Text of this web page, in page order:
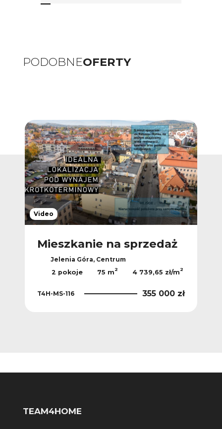
PODOBNEOFERTY
Dodaj do ulubionych
Video
Dodaj do
Mieszkanie na sprzedaż
Jelenia Góra, Centrum
2 pokoje
75 m2 4 739,65 zł/m2
T4H-MS-116 355 000 zł
TEAM4HOME